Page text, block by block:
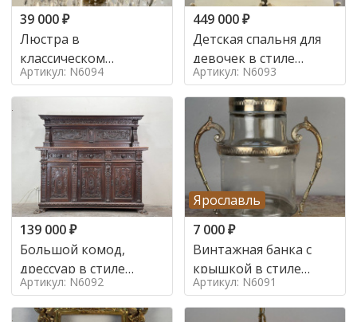
39 000₽
Люстра в
классическом
итальянском стиле на
10 ламп. в стиле
Артикул: N6094
449 000₽
Детская спальня для
девочек в стиле
итальянского барокко
в стиле
Артикул: N6093
139 000₽
Большой комод,
дрессуар в стиле
ренессанс,
Артикул: N6092
Ярославль
7 000₽
Винтажная банка с
крышкой в стиле
Италия,
Артикул: N6091